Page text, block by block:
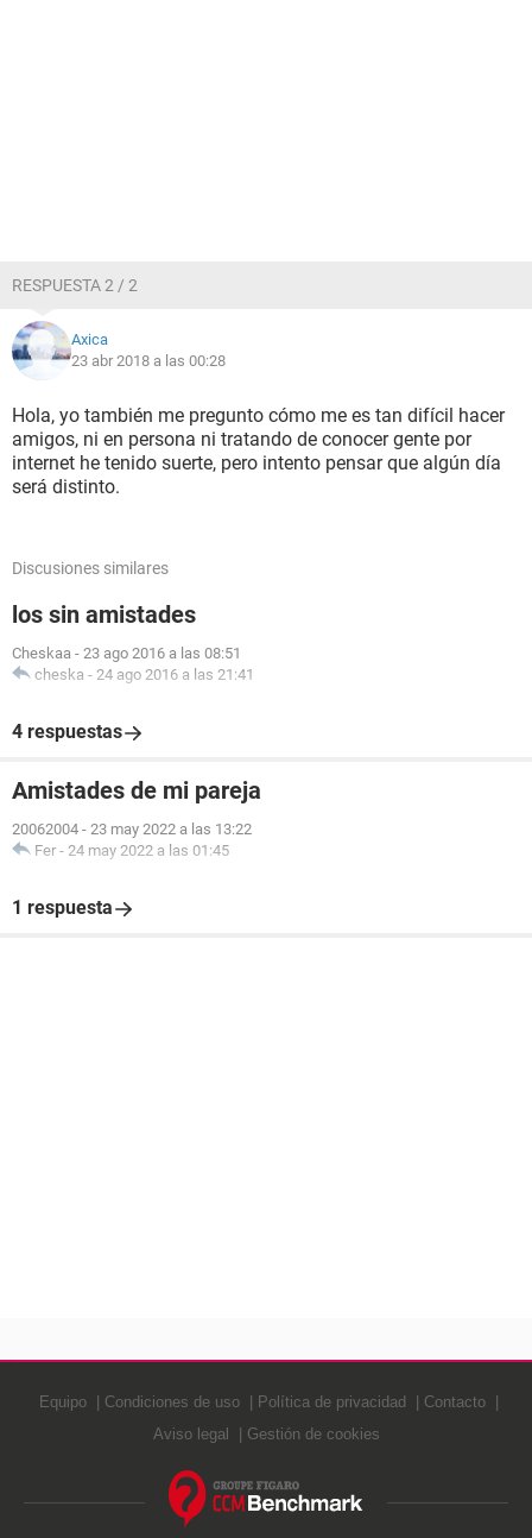
RESPUESTA 2 / 2
Axica
23 abr 2018 a las 00:28
Hola, yo también me pregunto cómo me es tan difícil hacer
amigos, ni en persona ni tratando de conocer gente por
internet he tenido suerte, pero intento pensar que algún día
será distinto.
Discusiones similares
los sin amistades
Cheskaa - 23 ago 2016 a las 08:51
cheska - 24 ago 2016 a las 21:41
4 respuestas
Amistades de mi pareja
20062004 - 23 may 2022 a las 13:22
Fer - 24 may 2022 a las 01:45
1 respuesta
Equipo Condiciones de uso Política de privacidad
Contacto
Aviso legal
Gestión de cookies